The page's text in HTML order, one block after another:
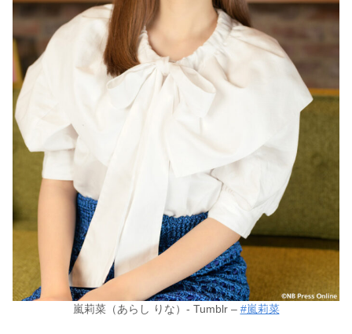
嵐莉菜（あらし りな）- Tumblr – #嵐莉菜